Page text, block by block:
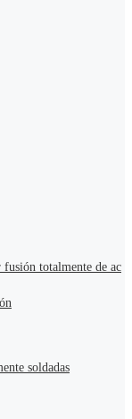
totalmente de ac
soldadas